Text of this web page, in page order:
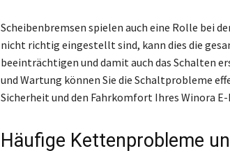
Scheibenbremsen spielen auch eine Rolle bei
nicht richtig eingestellt sind, kann dies die
beeinträchtigen und damit auch das Schalten
und Wartung können Sie die Schaltprobleme
Sicherheit und den Fahrkomfort Ihres Winora
Häufige Kettenprobleme